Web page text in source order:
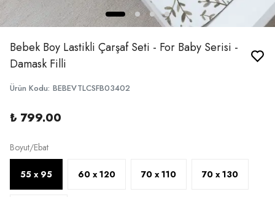
Bebek Boy Lastikli Çarşaf Seti - For Baby Serisi -
Damask Filli
Ürün Kodu: BEBEVTLCSFB03402
₺ 799.00
Boyut/Ebat
55 x 95 60 x 120 70 x 110 70 x 130